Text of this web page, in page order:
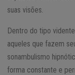
suas visões.
Dentro do tipo
aqueles que fazem
sonambulismo
forma constante e